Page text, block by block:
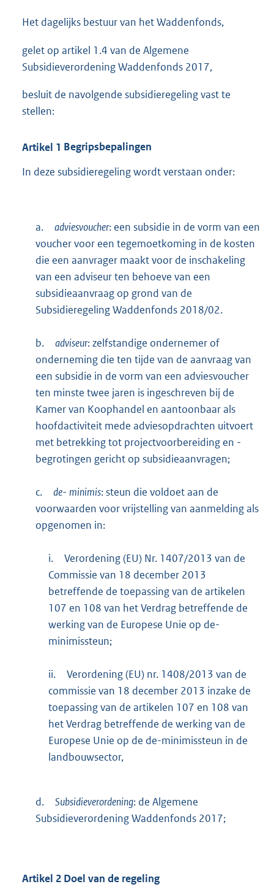
Het dagelijks bestuur van het Waddenfonds,
gelet op artikel 1.4 van de Algemene
Subsidieverordening Waddenfonds 2017,
besluit de navolgende subsidieregeling vast te
stellen:
Artikel 1 Begripsbepalingen
In deze subsidieregeling wordt verstaan onder:
a. adviesvoucher: een subsidie in de vorm van een
voucher voor een tegemoetkoming in de kosten
die een aanvrager maakt voor de inschakeling
van een adviseur ten behoeve van een
subsidieaanvraag op grond van de
Subsidieregeling Waddenfonds 2018/02.
b. adviseur: zelfstandige ondernemer of
onderneming die ten tijde van de aanvraag van
een subsidie in de vorm van een adviesvoucher
ten minste twee jaren is ingeschreven bij de
Kamer van Koophandel en aantoonbaar als
hoofdactiviteit mede adviesopdrachten uitvoert
met betrekking tot projectvoorbereiding en -
begrotingen gericht op subsidieaanvragen;
c. de- minimis: steun die voldoet aan de
voorwaarden voor vrijstelling van aanmelding als
opgenomen in:
i.
Verordening (EU) Nr. 1407/2013 van de
Commissie van 18 december 2013
betreffende de toepassing van de artikelen
107 en 108 van het Verdrag betreffende de
werking van de Europese Unie op de-
minimissteun;
ii.
Verordening (EU) nr. 1408/2013 van de
commissie van 18 december 2013 inzake de
toepassing van de artikelen 107 en 108 van
het Verdrag betreffende de werking van de
Europese Unie op de de-minimissteun in de
landbouwsector,
d. Subsidieverordening: de Algemene
Subsidieverordening Waddenfonds 2017;
Artikel 2 Doel van de regeling